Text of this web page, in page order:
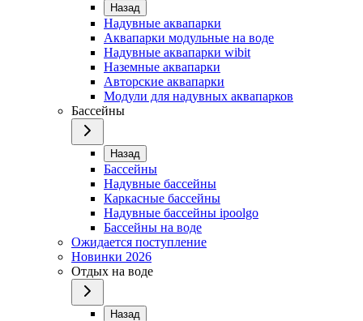
Назад
Надувные аквапарки
Аквапарки модульные на воде
Надувные аквапарки wibit
Наземные аквапарки
Авторские аквапарки
Модули для надувных аквапарков
Бассейны
Назад
Бассейны
Надувные бассейны
Каркасные бассейны
Надувные бассейны ipoolgo
Бассейны на воде
Ожидается поступление
Новинки 2026
Отдых на воде
Назад